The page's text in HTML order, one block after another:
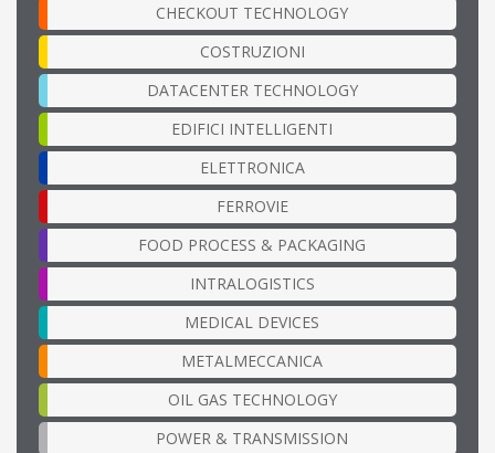
CHECKOUT TECHNOLOGY
COSTRUZIONI
DATACENTER TECHNOLOGY
EDIFICI INTELLIGENTI
ELETTRONICA
FERROVIE
FOOD PROCESS & PACKAGING
INTRALOGISTICS
MEDICAL DEVICES
METALMECCANICA
OIL GAS TECHNOLOGY
POWER & TRANSMISSION